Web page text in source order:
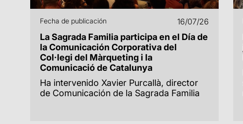
Fecha de publicación 16/07/26
La Sagrada Familia participa en el Día de
la Comunicación Corporativa del
Col·legi del Màrqueting i la
Comunicació de Catalunya
Ha intervenido Xavier Purcallà, director
de Comunicación de la Sagrada Familia